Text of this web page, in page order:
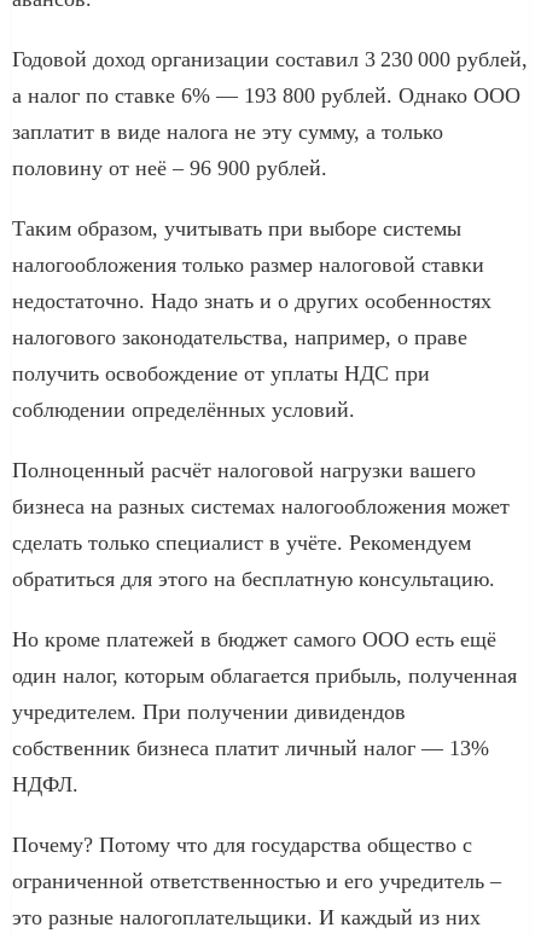
Годовой доход организации составил 3 230 000 рублей,
а налог по ставке 6% — 193 800 рублей. Однако ООО
заплатит в виде налога не эту сумму, а только
половину от неё – 96 900 рублей.
Таким образом, учитывать при выборе системы
налогообложения только размер налоговой ставки
недостаточно. Надо знать и о других особенностях
налогового законодательства, например, о праве
получить освобождение от уплаты НДС при
соблюдении определённых условий.
Полноценный расчёт налоговой нагрузки вашего
бизнеса на разных системах налогообложения может
сделать только специалист в учёте. Рекомендуем
обратиться для этого на бесплатную консультацию.
Но кроме платежей в бюджет самого ООО есть ещё
один налог, которым облагается прибыль, полученная
учредителем. При получении дивидендов
собственник бизнеса платит личный налог — 13%
НДФЛ.
Почему? Потому что для государства общество с
ограниченной ответственностью и его учредитель –
это разные налогоплательщики. И каждый из них